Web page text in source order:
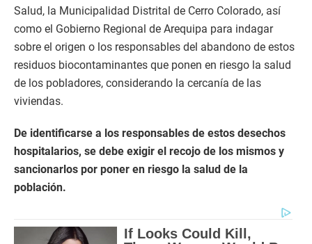
Salud, la Municipalidad Distrital de Cerro Colorado, así
como el Gobierno Regional de Arequipa para indagar
sobre el origen o los responsables del abandono de estos
residuos biocontaminantes que ponen en riesgo la salud
de los pobladores, considerando la cercanía de las
viviendas.
De identificarse a los responsables de estos desechos
hospitalarios, se debe exigir el recojo de los mismos y
sancionarlos por poner en riesgo la salud de la
población.